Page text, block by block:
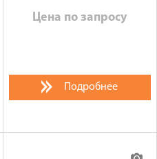
Цена по запросу
Подробнее